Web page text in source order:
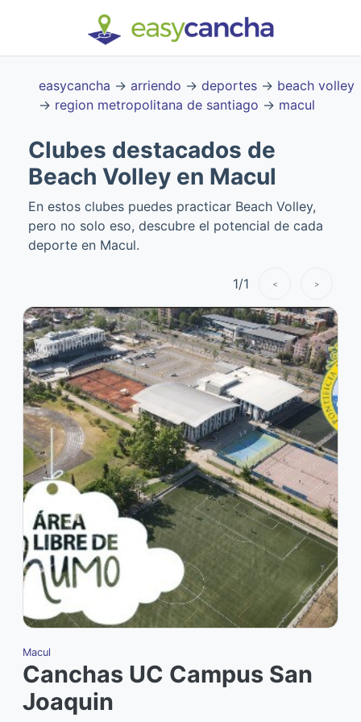
easycancha → arriendo → deportes → beach volley
→ region metropolitana de santiago → macul
Macul
Canchas UC Campus San
Joaquin
Clubes destacados de
Beach Volley en Macul
En estos clubes puedes practicar Beach Volley,
pero no solo eso, descubre el potencial de cada
deporte en Macul.
1/1 < >